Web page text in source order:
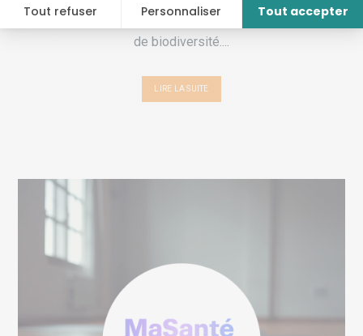
valorisation et leur intégration dans les stratégies
de biodiversité....
LIRE LA SUITE